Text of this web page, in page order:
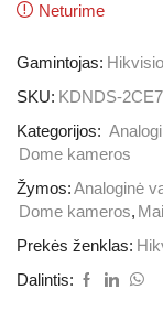
Neturime
Gamintojas:
SKU: KDNDS-
Kategorijos:
Dome kameros
Žymos:Analoginė
Dome kameros,
Prekės ženklas:
Dalintis: